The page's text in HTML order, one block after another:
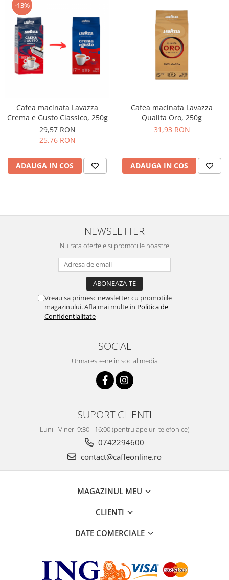
-13%
Cafea macinata Lavazza
Crema e Gusto Classico, 250g
29,57 RON
25,76 RON
ADAUGA IN COS
Cafea macinata Lavazza
Qualita Oro, 250g
31,93 RON
ADAUGA IN COS
NEWSLETTER
Nu rata ofertele si promotiile noastre
Vreau sa primesc newsletter cu promotiile
magazinului. Afla mai multe in Politica de
Confidentialitate
SOCIAL
Urmareste-ne in social media
SUPORT CLIENTI
Luni - Vineri 9:30 - 16:00 (pentru apeluri telefonice)
0742294600
contact@caffeonline.ro
MAGAZINUL MEU
CLIENTI
DATE COMERCIALE